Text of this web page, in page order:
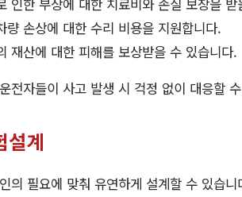
량 손상에 대한 수리 비용을 지원합니다.
재산에 대한 피해를 보상받을 수 있습니다.
전자들이 사고 발생 시 걱정 없이 대응할
설계
의 필요에 맞춰 유연하게 설계할 수 있습